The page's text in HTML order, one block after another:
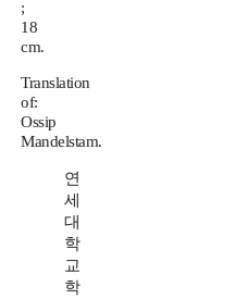
;
18
cm.
Translation
of:
Ossip
Mandelstam.
연
세
대
학
교
학